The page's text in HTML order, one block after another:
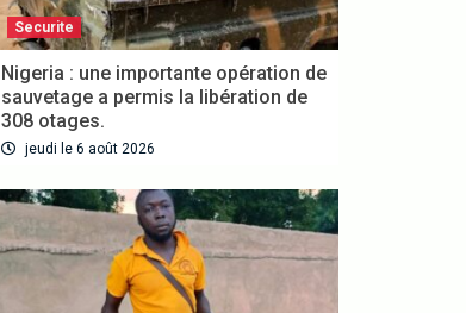
Securite
Nigeria : une importante opération de
sauvetage a permis la libération de
308 otages.
jeudi le 6 août 2026